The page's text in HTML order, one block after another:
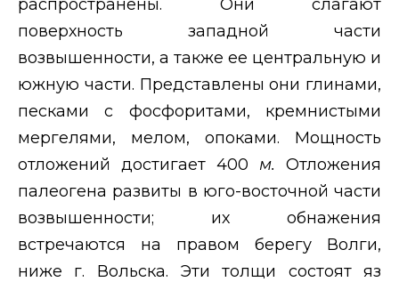
распространены. Они слагают
поверхность западной части
возвышенности, а также ее центральную и
южную части. Представлены они глинами,
песками с фосфоритами, кремнистыми
мергелями, мелом, опоками. Мощность
отложений достигает 400 м. Отложения
палеогена развиты в юго-восточной части
возвышенности; их обнажения
встречаются на правом берегу Волги,
ниже г. Вольска. Эти толщи состоят яз